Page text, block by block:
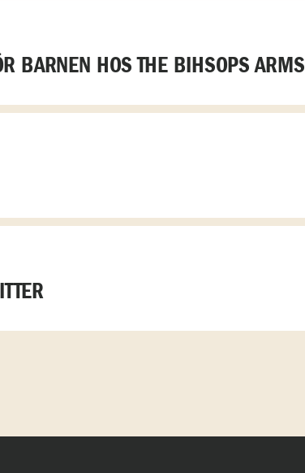
BARNEN HOS THE BIHSOPS ARMS